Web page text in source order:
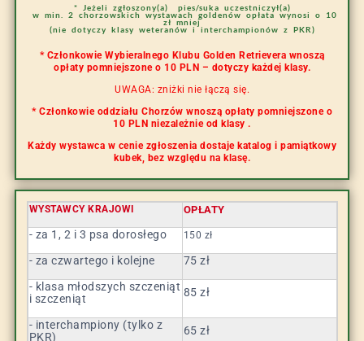
* Jeżeli zgłoszony(a) pies/suka uczestniczył(a)
w min. 2 chorzowskich wystawach goldenów opłata wynosi o 10
zł mniej
(nie dotyczy klasy weteranów i interchampionów z PKR)
* Członkowie Wybieralnego Klubu Golden Retrievera wnoszą
opłaty pomniejszone o 10 PLN – dotyczy każdej klasy.
UWAGA: zniżki nie łączą się.
*Członkowie oddziału Chorzów wnoszą opłaty pomniejszone o
10 PLN niezależnie od klasy .
Każdy wystawca w cenie zgłoszenia dostaje katalog i pamiątkowy
kubek, bez względu na klasę.
WYSTAWCY KRAJOWI OPŁATY
- za 1, 2 i 3 psa dorosłego 150 zł
- za czwartego i kolejne
75 zł
- klasa młodszych szczeniąt
i szczeniąt
85 zł
- interchampiony (tylko z
PKR)
65 zł